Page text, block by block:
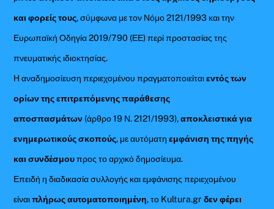
και φορείς τους, σύμφωνα με τον Νόμο 2121/1993 και την
Ευρωπαϊκή Οδηγία 2019/790 (ΕΕ) περί προστασίας της
πνευματικής ιδιοκτησίας.
Η αναδημοσίευση περιεχομένου πραγματοποιείταιεντός των
ορίων της επιτρεπόμενης παράθεσης
αποσπασμάτων (άρθρο 19 Ν. 2121/1993),αποκλειστικά για
ενημερωτικούς σκοπούς, με αυτόματηεμφάνιση της πηγής
και συνδέσμουπρος το αρχικό δημοσίευμα.
Επειδή η διαδικασία συλλογής και εμφάνισης περιεχομένου
είναιπλήρως αυτοματοποιημένη, το Kultura.grδεν φέρει